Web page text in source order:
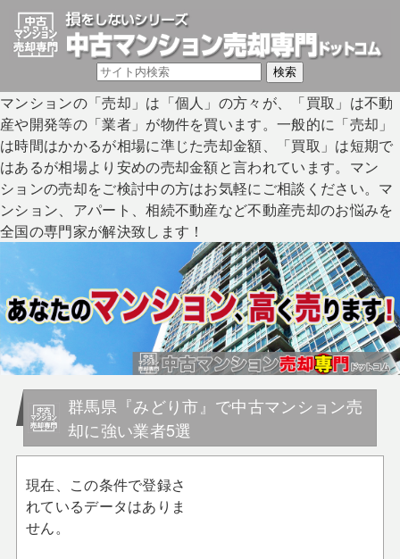
マンションの「売却」は「個人」の方々が、「買取」は不動
産や開発等の「業者」が物件を買います。一般的に「売却」
は時間はかかるが相場に準じた売却金額、「買取」は短期で
はあるが相場より安めの売却金額と言われています。マン
ションの売却をご検討中の方はお気軽にご相談ください。マ
ンション、アパート、相続不動産など不動産売却のお悩みを
全国の専門家が解決致します！
群馬県『みどり市』で中古マンション売
却に強い業者5選
現在、この条件で登録さ
れているデータはありま
せん。